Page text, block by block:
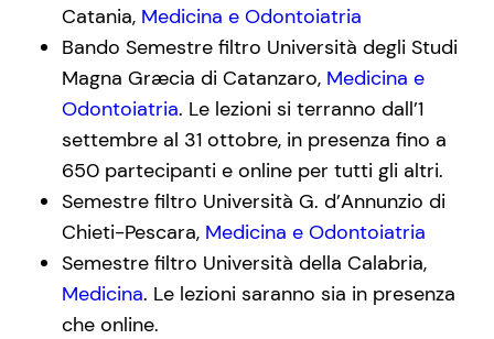
Catania, Medicina e Odontoiatria
Bando Semestre filtro Università degli Studi
Magna Græcia di Catanzaro, Medicina e
Odontoiatria. Le lezioni si terranno dall’1
settembre al 31 ottobre, in presenza fino a
650 partecipanti e online per tutti gli altri.
Semestre filtro Università G. d’Annunzio di
Chieti-Pescara, Medicina e Odontoiatria
Semestre filtro Università della Calabria,
Medicina. Le lezioni saranno sia in presenza
che online.